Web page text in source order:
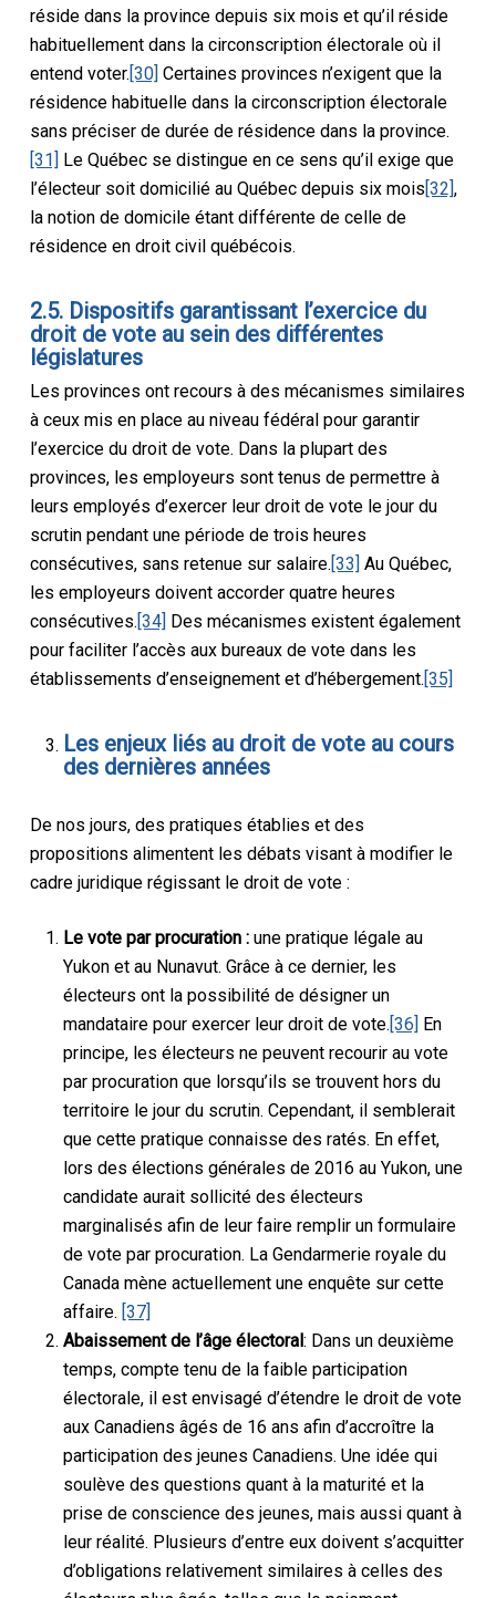
réside dans la province depuis six mois et qu’il réside
habituellement dans la circonscription électorale où il
entend voter. [30] Certaines provinces n’exigent que la
résidence habituelle dans la circonscription électorale
sans préciser de durée de résidence dans la province.
[31]
Le Québec se distingue en ce sens qu’il exige que
l’électeur soit domicilié au Québec depuis six mois [32] ,
la notion de domicile étant différente de celle de
résidence en droit civil québécois.
2.5. Dispositifs garantissant l’exercice du
droit de vote au sein des différentes
législatures
Les provinces ont recours à des mécanismes similaires
à ceux mis en place au niveau fédéral pour garantir
l’exercice du droit de vote. Dans la plupart des
provinces, les employeurs sont tenus de permettre à
leurs employés d’exercer leur droit de vote le jour du
scrutin pendant une période de trois heures
consécutives, sans retenue sur salaire. [33] Au Québec,
les employeurs doivent accorder quatre heures
consécutives. [34] Des mécanismes existent également
pour faciliter l’accès aux bureaux de vote dans les
établissements d’enseignement et d’hébergement. [35]
Les enjeux liés au droit de vote au cours
des dernières années
De nos jours, des pratiques établies et des
propositions alimentent les débats visant à modifier le
cadre juridique régissant le droit de vote :
Le vote par procuration :une pratique légale au
Yukon et au Nunavut. Grâce à ce dernier, les
électeurs ont la possibilité de désigner un
mandataire pour exercer leur droit de vote. [36]
En
principe, les électeurs ne peuvent recourir au vote
par procuration que lorsqu’ils se trouvent hors du
territoire le jour du scrutin. Cependant, il semblerait
que cette pratique connaisse des ratés. En effet,
lors des élections générales de 2016 au Yukon, une
candidate aurait sollicité des électeurs
marginalisés afin de leur faire remplir un formulaire
de vote par procuration. La Gendarmerie royale du
Canada mène actuellement une enquête sur cette
affaire. [37]
Abaissement de l’âge électoral : Dans un deuxième
temps, compte tenu de la faible participation
électorale, il est envisagé d’étendre le droit de vote
aux Canadiens âgés de 16 ans afin d’accroître la
participation des jeunes Canadiens. Une idée qui
soulève des questions quant à la maturité et la
prise de conscience des jeunes, mais aussi quant à
leur réalité. Plusieurs d’entre eux doivent s’acquitter
d’obligations relativement similaires à celles des